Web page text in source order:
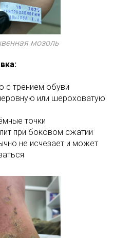
мозоль
с трением обуви
или шероховатую
точки
при боковом сжатии
не исчезает и может